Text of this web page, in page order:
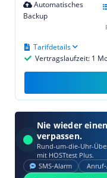
Automatisches
Backup
Vertragslaufzeit: 1
Tarifdetails
Nie wieder
verpassen.
Rund-um-die-Uhr-
mit HOSTtest Plus.
SMS‑Alarm